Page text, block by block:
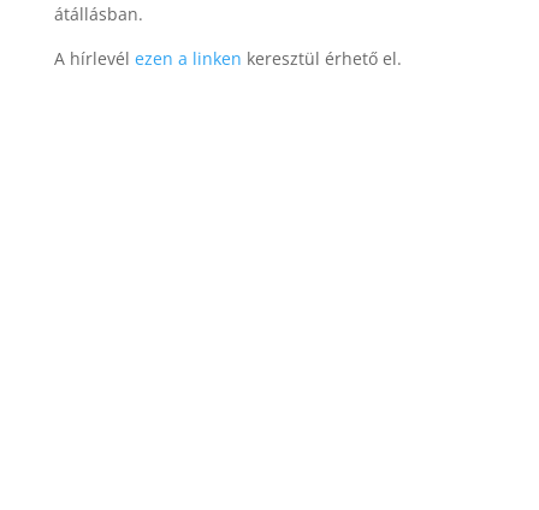
átállásban.
A hírlevél ezen a linken keresztül érhető el.